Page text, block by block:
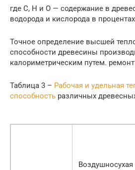
где С, H и О — содержание в
водорода и кислорода в
Точное определение высшей
способности древесины
калориметрическим путем.
Таблица 3 – Рабочая и удельная
способность различных
Воздушносухая